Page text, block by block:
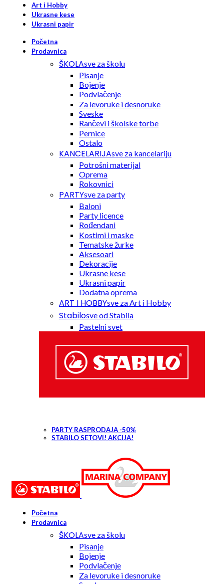
Art i Hobby
Ukrasne kese
Ukrasni papir
Početna
Prodavnica
ŠKOLAsve za školu
Pisanje
Bojenje
Podvlačenje
Za levoruke i desnoruke
Sveske
Rančevi i školske torbe
Pernice
Ostalo
KANCELARIJAsve za kancelariju
Potrošni materijal
Oprema
Rokovnici
PARTYsve za party
Baloni
Party licence
Rođendani
Kostimi i maske
Tematske žurke
Aksesoari
Dekoracije
Ukrasne kese
Ukrasni papir
Dodatna oprema
ART I HOBBYsve za Art i Hobby
Stabilosve od Stabila
Pastelni svet
PARTY RASPRODAJA -50%
STABILO SETOVI! AKCIJA!
Početna
Prodavnica
ŠKOLAsve za školu
Pisanje
Bojenje
Podvlačenje
Za levoruke i desnoruke